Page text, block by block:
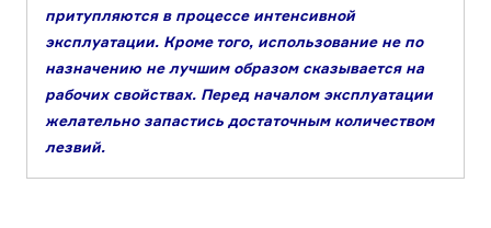
притупляются в процессе интенсивной
эксплуатации. Кроме того, использование не по
назначению не лучшим образом сказывается на
рабочих свойствах. Перед началом эксплуатации
желательно запастись достаточным количеством
лезвий.